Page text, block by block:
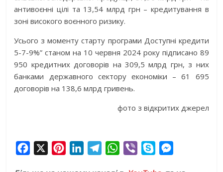
антивоєнні цілі та 13,54 млрд грн – кредитування в
зоні високого воєнного ризику.
Усього з моменту старту програми Доступні кредити
5-7-9%” станом на 10 червня 2024 року підписано 89
950 кредитних договорів на 309,5 млрд грн, з них
банками державного сектору економіки – 61 695
договорів на 138,6 млрд гривень.
фото з відкритих джерел
W